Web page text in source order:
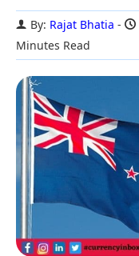
By: Rajat Bhatia
Minutes Read